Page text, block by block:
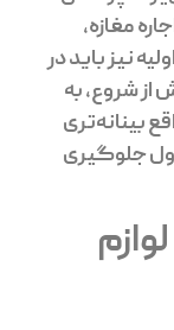
مغازه،
نیز باید در
از شروع، به
بینانه‌تری
جلوگیری